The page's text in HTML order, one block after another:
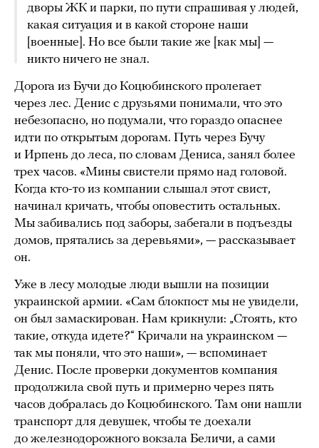
дворы ЖК и парки, по пути спрашивая у людей,
какая ситуация и в какой стороне наши
[военные]. Но все были такие же [как мы] —
никто ничего не знал.
Дорога из Бучи до Коцюбинского пролегает
через лес. Денис с друзьями понимали, что это
небезопасно, но подумали, что гораздо опаснее
идти по открытым дорогам. Путь через Бучу
и Ирпень до леса, по словам Дениса, занял более
трех часов. «Мины свистели прямо над головой.
Когда кто-то из компании слышал этот свист,
начинал кричать, чтобы оповестить остальных.
Мы забивались под заборы, забегали в подъезды
домов, прятались за деревьями», — рассказывает
он.
Уже в лесу молодые люди вышли на позиции
украинской армии. «Сам блокпост мы не увидели,
он был замаскирован. Нам крикнули: „Стоять, кто
такие, откуда идете?“ Кричали на украинском —
так мы поняли, что это наши», — вспоминает
Денис. После проверки документов компания
продолжила свой путь и примерно через пять
часов добралась до Коцюбинского. Там они нашли
транспорт для девушек, чтобы те доехали
до железнодорожного вокзала Беличи, а сами